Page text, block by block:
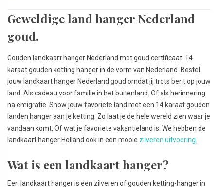
Geweldige land hanger Nederland
goud.
Gouden landkaart hanger Nederland met goud certificaat. 14
karaat gouden ketting hanger in de vorm van Nederland. Bestel
jouw landkaart hanger Nederland goud omdat jij trots bent op jouw
land. Als cadeau voor familie in het buitenland. Of als herinnering
na emigratie. Show jouw favoriete land met een 14 karaat gouden
landen hanger aan je ketting. Zo laat je de hele wereld zien waar je
vandaan komt. Of wat je favoriete vakantieland is. We hebben de
landkaart hanger Holland ook in een mooie zilveren uitvoering.
Wat is een landkaart hanger?
Een landkaart hanger is een zilveren of gouden ketting-hanger in